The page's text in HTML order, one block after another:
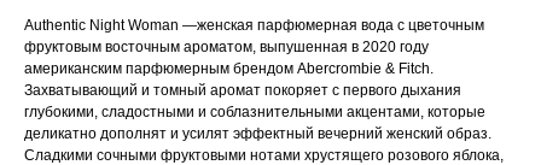
Authentic Night Woman —женская парфюмерная вода с цветочным
фруктовым восточным ароматом, выпушенная в 2020 году
американским парфюмерным брендом Abercrombie & Fitch.
Захватывающий и томный аромат покоряет с первого дыхания
глубокими, сладостными и соблазнительными акцентами, которые
деликатно дополнят и усилят эффектный вечерний женский образ.
Сладкими сочными фруктовыми нотами хрустящего розового яблока,